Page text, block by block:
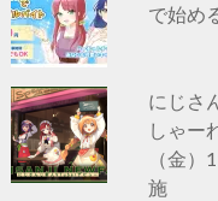
で始め
にじさ
しゃー
（金
施